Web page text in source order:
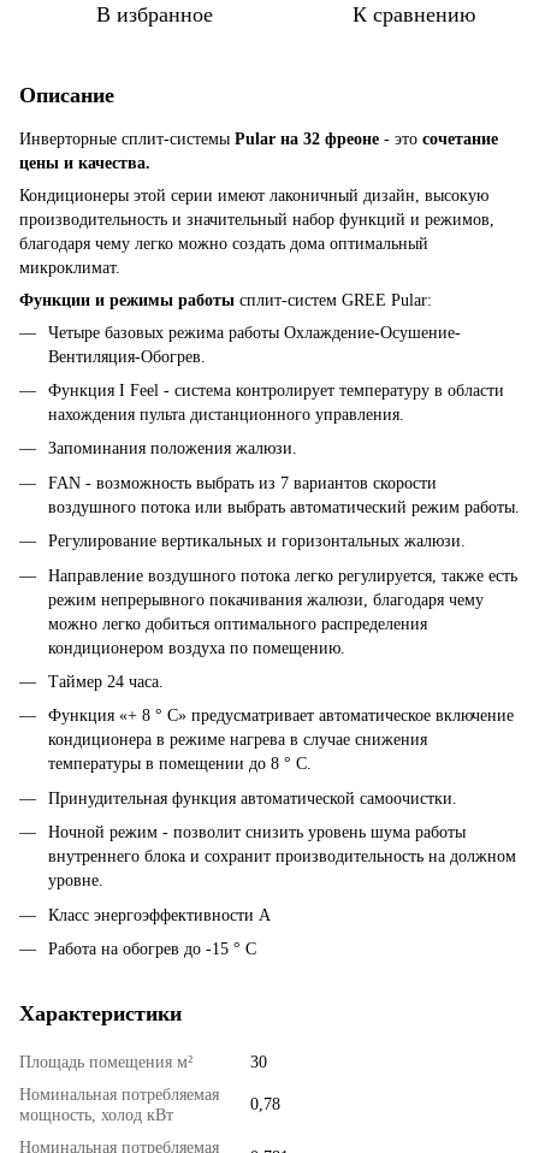
В избранное К сравнению
Описание
Инверторные сплит-системы Pular на 32 фреоне - это сочетание
цены и качества.
Кондиционеры этой серии имеют лаконичный дизайн, высокую
производительность и значительный набор функций и режимов,
благодаря чему легко можно создать дома оптимальный
микроклимат.
Функции и режимы работы сплит-систем GREE Pular:
Четыре базовых режима работы Охлаждение-Осушение-
Вентиляция-Обогрев.
Функция I Feel - система контролирует температуру в области
нахождения пульта дистанционного управления.
Запоминания положения жалюзи.
FAN - возможность выбрать из 7 вариантов скорости
воздушного потока или выбрать автоматический режим работы.
Регулирование вертикальных и горизонтальных жалюзи.
Направление воздушного потока легко регулируется, также есть
режим непрерывного покачивания жалюзи, благодаря чему
можно легко добиться оптимального распределения
кондиционером воздуха по помещению.
Таймер 24 часа.
Функция «+ 8 ° С» предусматривает автоматическое включение
кондиционера в режиме нагрева в случае снижения
температуры в помещении до 8 ° C.
Принудительная функция автоматической самоочистки.
Ночной режим - позволит снизить уровень шума работы
внутреннего блока и сохранит производительность на должном
уровне.
Класс энергоэффективности А
Работа на обогрев до -15 ° С
Характеристики
Площадь помещения м²
30
Номинальная потребляемая
мощность, холод кВт
0,78
Номинальная потребляемая